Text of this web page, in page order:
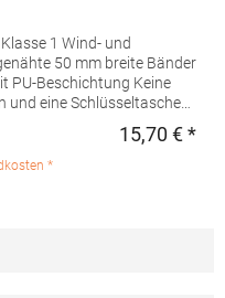
und
gemäß EN-Norm für 25
15,70 € *
*